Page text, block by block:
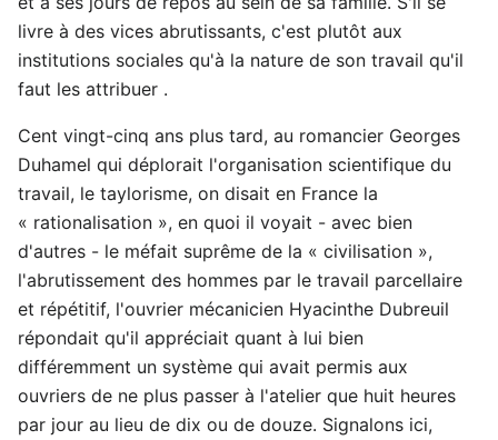
livre à des vices abrutissants, c'est plutôt aux
institutions sociales qu'à la nature de son travail qu'il
faut les attribuer .
Cent vingt-cinq ans plus tard, au romancier Georges
Duhamel qui déplorait l'organisation scientifique du
travail, le taylorisme, on disait en France la
« rationalisation », en quoi il voyait - avec bien
d'autres - le méfait suprême de la « civilisation »,
l'abrutissement des hommes par le travail parcellaire
et répétitif, l'ouvrier mécanicien Hyacinthe Dubreuil
répondait qu'il appréciait quant à lui bien
différemment un système qui avait permis aux
ouvriers de ne plus passer à l'atelier que huit heures
par jour au lieu de dix ou de douze. Signalons ici,